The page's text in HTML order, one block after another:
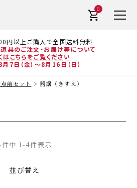
円以上ご購入で全国送料無料
具のご注文・お届け等について
はこちらをご覧ください
7日（金）～8月16日（日）
0
前セット 器据（きすえ）
並び替え
件中 1-4件表示